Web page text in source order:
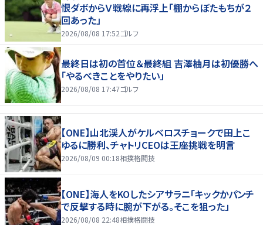
恨ダボからＶ戦線に再浮上「棚からぼたもちが２
回あった」
2026/08/08 17:52ゴルフ
最終日は初の首位＆最終組 吉澤柚月は初優勝へ
「やるべきことをやりたい」
2026/08/08 17:47ゴルフ
【ONE】山北渓人がケルベロスチョークで田上こ
ゆるに勝利、チャトリCEOは王座挑戦を明言
2026/08/09 00:18相撲格闘技
【ONE】海人をKOしたシアサラニ「キックかパンチ
で反撃する時に腕が下がる。そこを狙った」
2026/08/08 22:48相撲格闘技